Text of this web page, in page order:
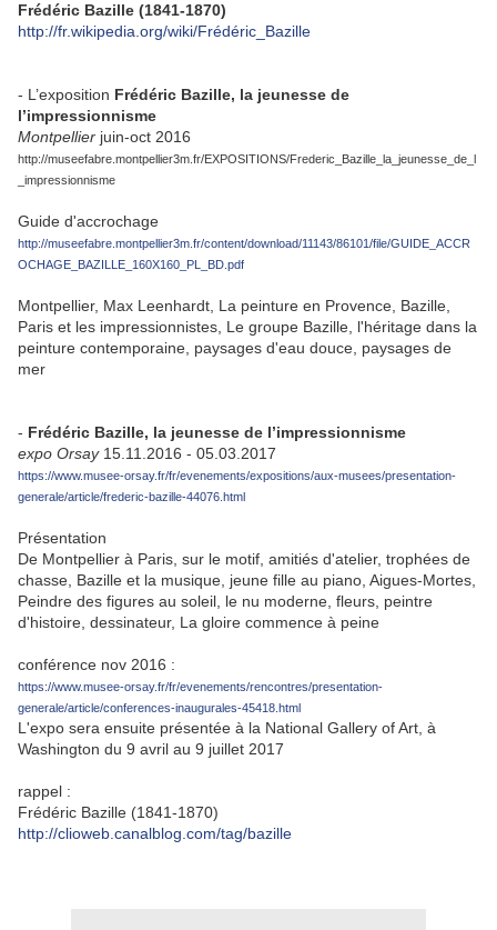
Frédéric Bazille (1841-1870)
http://fr.wikipedia.org/wiki/Frédéric_Bazille
- L’exposition Frédéric Bazille, la jeunesse de
l’impressionnisme
Montpellier juin-oct 2016
http://museefabre.montpellier3m.fr/EXPOSITIONS/Frederic_Bazille_la_jeunesse_de_l
_impressionnisme
Guide d'accrochage
http://museefabre.montpellier3m.fr/content/download/11143/86101/file/GUIDE_ACCR
OCHAGE_BAZILLE_160X160_PL_BD.pdf
Montpellier, Max Leenhardt, La peinture en Provence, Bazille,
Paris et les impressionnistes, Le groupe Bazille, l'héritage dans la
peinture contemporaine, paysages d'eau douce, paysages de
mer
- Frédéric Bazille, la jeunesse de l’impressionnisme
expo Orsay15.11.2016 - 05.03.2017
https://www.musee-orsay.fr/fr/evenements/expositions/aux-musees/presentation-
generale/article/frederic-bazille-44076.html
Présentation
De Montpellier à Paris, sur le motif, amitiés d'atelier, trophées de
chasse, Bazille et la musique, jeune fille au piano, Aigues-Mortes,
Peindre des figures au soleil, le nu moderne, fleurs, peintre
d'histoire, dessinateur, La gloire commence à peine
conférence nov 2016 :
https://www.musee-orsay.fr/fr/evenements/rencontres/presentation-
generale/article/conferences-inaugurales-45418.html
L'expo sera ensuite présentée à la National Gallery of Art, à
Washington du 9 avril au 9 juillet 2017
rappel :
Frédéric Bazille (1841-1870)
http://clioweb.canalblog.com/tag/bazille